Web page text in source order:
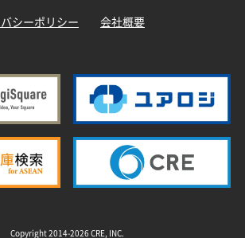
シーポリシー 会社概要
Copyright 2014-2026 CRE, INC.